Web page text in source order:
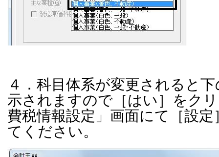
４．科目体系が変更されると
示されますので［はい］をク
費税情報設定」画面にて［設
てください。